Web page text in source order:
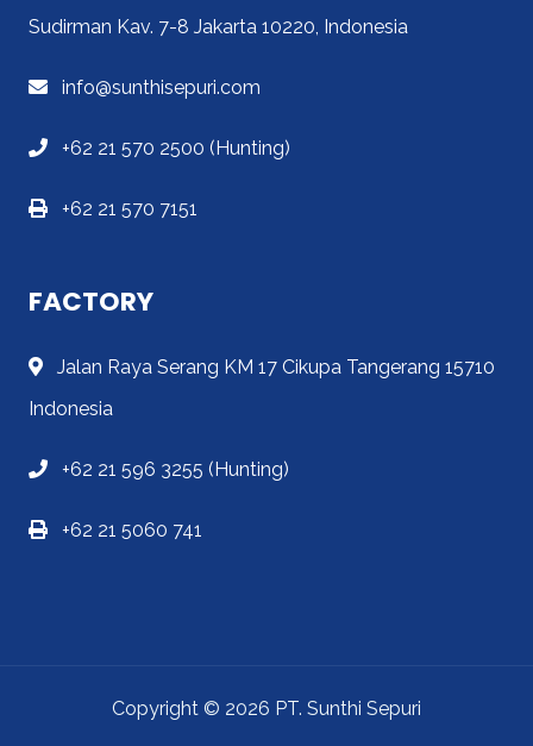
Sudirman Kav. 7-8 Jakarta 10220, Indonesia
info@sunthisepuri.com
+62 21 570 2500 (Hunting)
+62 21 570 7151
FACTORY
Jalan Raya Serang KM 17 Cikupa Tangerang 15710
Indonesia
+62 21 596 3255 (Hunting)
+62 21 5060 741
Copyright © 2026 PT. Sunthi Sepuri